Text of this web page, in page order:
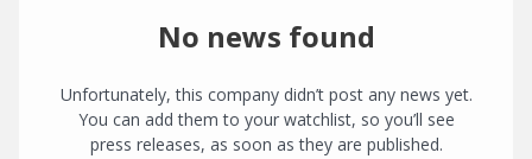
No news found
Unfortunately, this company didn’t post any news yet.
You can add them to your watchlist, so you’ll see
press releases, as soon as they are published.